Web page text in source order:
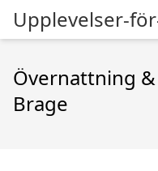
Upplevelser-
Övernattning
Brage